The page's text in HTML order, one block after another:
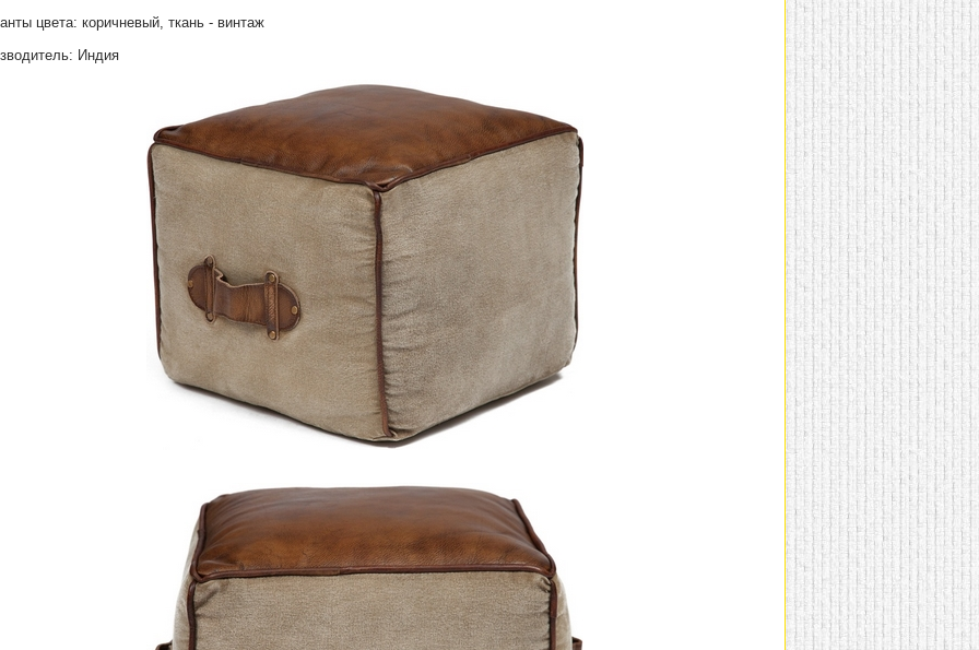
цвета: коричневый, ткань - винтаж
Индия